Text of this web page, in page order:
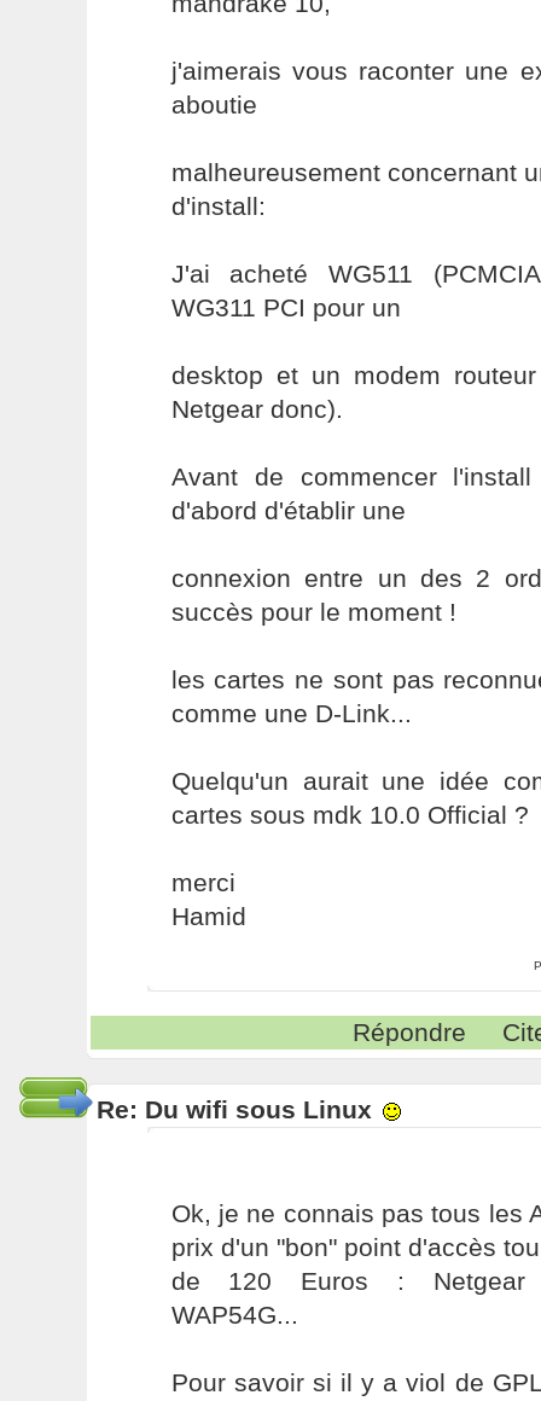
j'aimerais vous raconter une
aboutie
malheureusement concernant
d'install:
J'ai acheté WG511
WG311 PCI pour un
desktop et un modem
Netgear donc).
Avant de commencer
d'abord d'établir une
connexion entre un des 2
succès pour le moment !
les cartes ne sont pas
comme une D-Link...
Quelqu'un aurait une idée
cartes sous mdk 10.0 Official ?
merci
Hamid
Répondre
Re: Du wifi sous Linux
Ok, je ne connais pas tous les
prix d'un "bon" point d'accès
de 120 Euros : Netgear
WAP54G...
Pour savoir si il y a viol de